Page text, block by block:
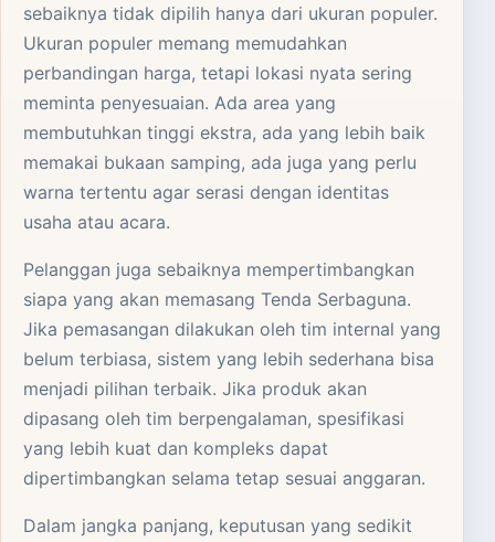
sebaiknya tidak dipilih hanya dari ukuran populer.
Ukuran populer memang memudahkan
perbandingan harga, tetapi lokasi nyata sering
meminta penyesuaian. Ada area yang
membutuhkan tinggi ekstra, ada yang lebih baik
memakai bukaan samping, ada juga yang perlu
warna tertentu agar serasi dengan identitas
usaha atau acara.
Pelanggan juga sebaiknya mempertimbangkan
siapa yang akan memasang Tenda Serbaguna.
Jika pemasangan dilakukan oleh tim internal yang
belum terbiasa, sistem yang lebih sederhana bisa
menjadi pilihan terbaik. Jika produk akan
dipasang oleh tim berpengalaman, spesifikasi
yang lebih kuat dan kompleks dapat
dipertimbangkan selama tetap sesuai anggaran.
Dalam jangka panjang, keputusan yang sedikit